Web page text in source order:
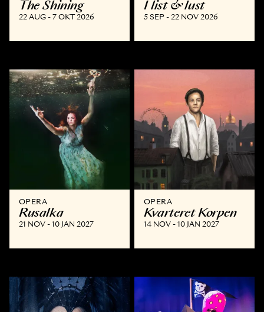
The Shining
22 AUG - 7 OKT 2026
I list & lust
5 SEP - 22 NOV 2026
OPERA
Rusalka
21 NOV - 10 JAN 2027
OPERA
Kvarteret Korpen
14 NOV - 10 JAN 2027